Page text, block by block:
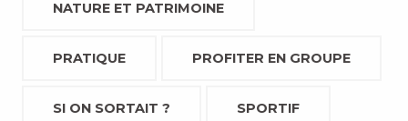
NATURE ET PATRIMOINE
PRATIQUE PROFITER EN GROUPE
SI ON SORTAIT ? SPORTIF